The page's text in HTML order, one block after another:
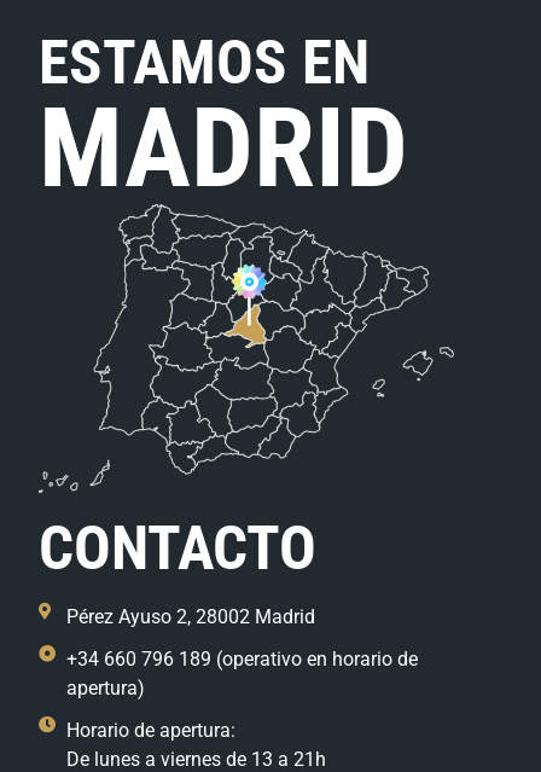
ESTAMOS EN
MADRID
CONTACTO
Pérez Ayuso 2, 28002 Madrid
+34 660 796 189 (operativo en horario de
apertura)
Horario de apertura:
De lunes a viernes de 13 a 21h